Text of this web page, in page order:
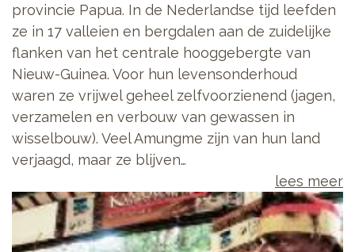
provincie Papua. In de Nederlandse tijd leefden
ze in 17 valleien en bergdalen aan de zuidelijke
flanken van het centrale hooggebergte van
Nieuw-Guinea. Voor hun levensonderhoud
waren ze vrijwel geheel zelfvoorzienend (jagen,
verzamelen en verbouw van gewassen in
wisselbouw). Veel Amungme zijn van hun land
verjaagd, maar ze blijven…
lees meer